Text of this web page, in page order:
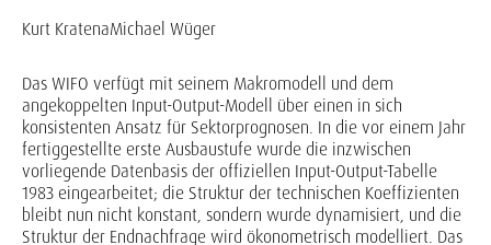
Kurt KratenaMichael Wüger
Das WIFO verfügt mit seinem Makromodell und dem
angekoppelten Input-Output-Modell über einen in sich
konsistenten Ansatz für Sektorprognosen. In die vor einem Jahr
fertiggestellte erste Ausbaustufe wurde die inzwischen
vorliegende Datenbasis der offiziellen Input-Output-Tabelle
1983 eingearbeitet; die Struktur der technischen Koeffizienten
bleibt nun nicht konstant, sondern wurde dynamisiert, und die
Struktur der Endnachfrage wird ökonometrisch modelliert. Das